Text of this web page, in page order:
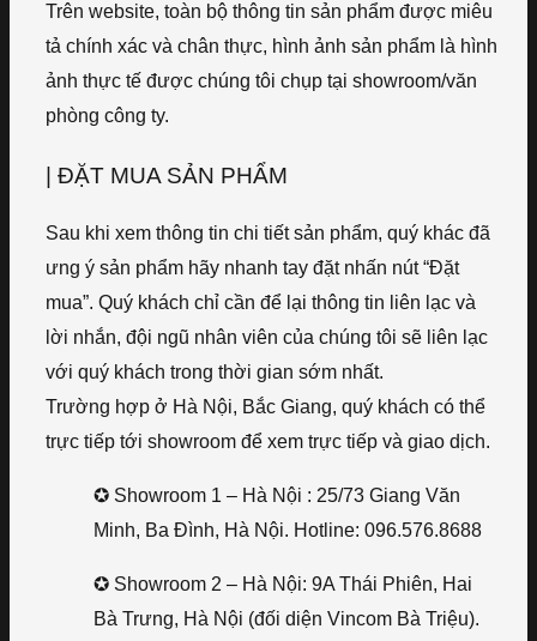
Trên website, toàn bộ thông tin sản phẩm được miêu
tả chính xác và chân thực, hình ảnh sản phẩm là hình
ảnh thực tế được chúng tôi chụp tại showroom/văn
phòng công ty.
| ĐẶT MUA SẢN PHẨM
Sau khi xem thông tin chi tiết sản phẩm, quý khác đã
ưng ý sản phẩm hãy nhanh tay đặt nhấn nút “Đặt
mua”. Quý khách chỉ cần để lại thông tin liên lạc và
lời nhắn, đội ngũ nhân viên của chúng tôi sẽ liên lạc
với quý khách trong thời gian sớm nhất.
Trường hợp ở Hà Nội, Bắc Giang, quý khách có thể
trực tiếp tới showroom để xem trực tiếp và giao dịch.
✪ Showroom 1 – Hà Nội : 25/73 Giang Văn
Minh, Ba Đình, Hà Nội. Hotline: 096.576.8688
✪ Showroom 2 – Hà Nội: 9A Thái Phiên, Hai
Bà Trưng, Hà Nội (đối diện Vincom Bà Triệu).